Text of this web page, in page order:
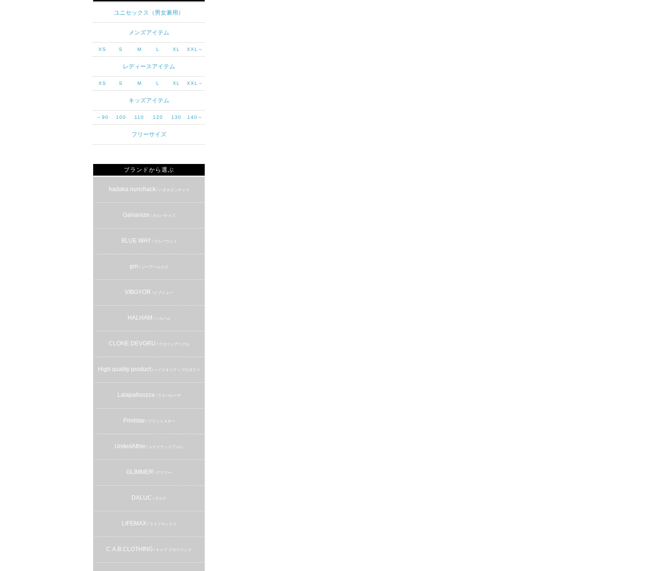
ユニセックス（男女兼用）
メンズアイテム
XS S M L XL XXL～
レディースアイテム
XS S M L XL XXL～
キッズアイテム
～90 100 110 120 130 140～
フリーサイズ
ブランドから選ぶ
hadaka nunchack/ ハダカヌンチャク
Galvanize / ガルバナイズ
BLUE WAY / ブルーウェイ
grn / ジーアールエヌ
VIBGYOR / ビブジョー
HALHAM / ハルハム
CLONE DEVGRU / クローンデベグル
High quality product/ ハイクオリティプロダクト
Lalapalloozza/ ララパルーザ
Printstar / プリントスター
UnitedAthle / ユナイテッドアスレ
GLIMMER / グリマー
DALUC / ダルク
LIFEMAX / ライフマックス
C.A.B.CLOTHING / キャブ クロージング